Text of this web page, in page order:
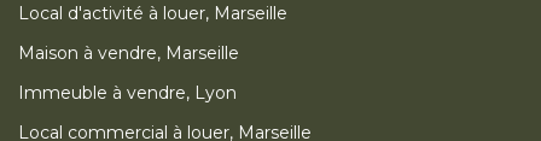
Local d'activité à louer, Marseille
Maison à vendre, Marseille
Immeuble à vendre, Lyon
Local commercial à louer, Marseille